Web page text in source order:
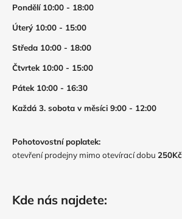
Pondělí 10:00 - 18:00
Úterý 10:00 - 15:00
Středa 10:00 - 18:00
Čtvrtek 10:00 - 15:00
Pátek 10:00 - 16:30
Každá 3. sobota v měsíci 9:00 - 12:00
Pohotovostní poplatek:
otevření prodejny mimo otevírací dobu 250Kč
Kde nás najdete: